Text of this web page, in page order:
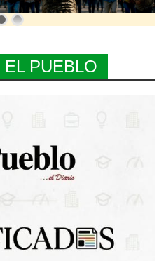
PUEBLO